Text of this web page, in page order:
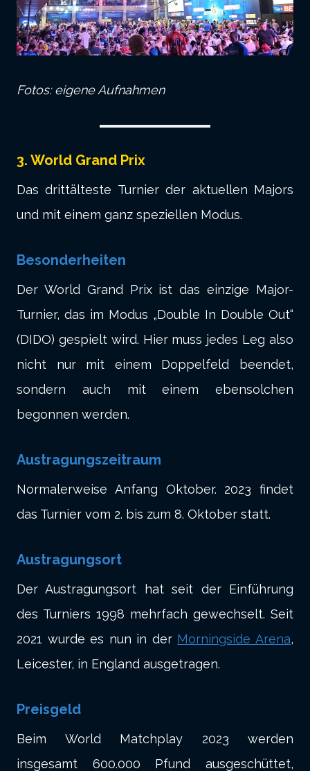
Fotos: eigene Aufnahmen
3. World Grand Prix
Das drittälteste Turnier der aktuellen Majors
und mit einem ganz speziellen Modus.
Besonderheiten
Der World Grand Prix ist das einzige Major-
Turnier, das im Modus „Double In Double Out“
(DIDO) gespielt wird. Hier muss jedes Leg also
nicht nur mit einem Doppelfeld beendet,
sondern auch mit einem ebensolchen
begonnen werden.
Austragungszeitraum
Normalerweise Anfang Oktober. 2023 findet
das Turnier vom 2. bis zum 8. Oktober statt.
Austragungsort
Der Austragungsort hat seit der Einführung
des Turniers 1998 mehrfach gewechselt. Seit
2021 wurde es nun in der Morningside Arena,
Leicester, in England ausgetragen.
Preisgeld
Beim World Matchplay 2023 werden
insgesamt 600.000 Pfund ausgeschüttet,